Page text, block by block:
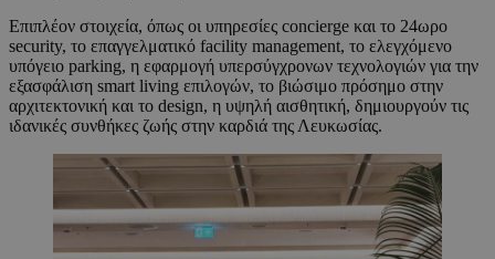
Επιπλέον στοιχεία, όπως οι υπηρεσίες concierge και το 24ωρο
security, το επαγγελματικό facility management, το ελεγχό­μενο
υπόγειο parking, η εφαρμογή υπερ­σύγχρονων τεχνολογιών για την
εξασφάλι­ση smart living επιλογών, το βιώσιμο πρό­σημο στην
αρχιτεκτονική και το design, η υψηλή αισθητική, δημιουρ­γούν τις
ιδανικές συνθήκες ζωής στην καρδιά της Λευκωσίας.